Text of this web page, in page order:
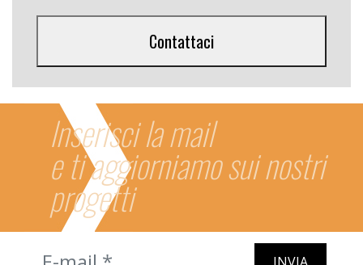
Inserisci la mail
e ti aggiorniamo sui nostri
progetti